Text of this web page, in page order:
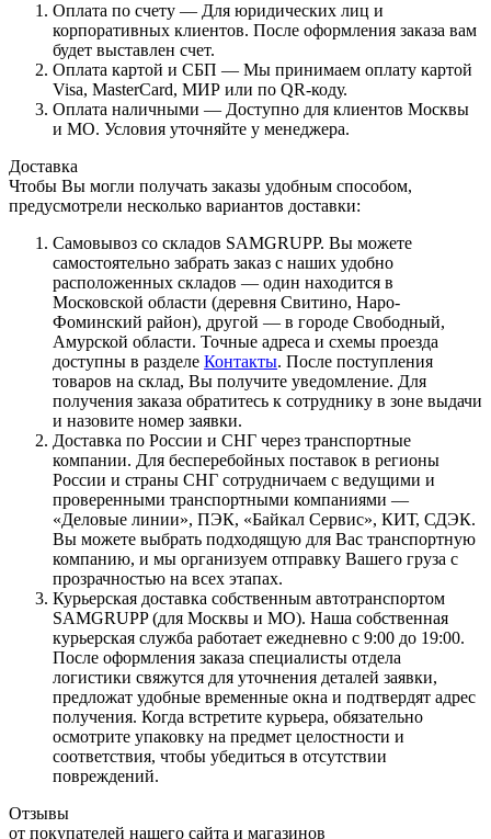
Оплата по счету — Для юридических лиц и
корпоративных клиентов. После оформления заказа вам
будет выставлен счет.
Оплата картой и СБП — Мы принимаем оплату картой
Visa, MasterCard, МИР или по QR-коду.
Оплата наличными — Доступно для клиентов Москвы
и МО. Условия уточняйте у менеджера.
Доставка
Чтобы Вы могли получать заказы удобным способом,
предусмотрели несколько вариантов доставки:
Самовывоз со складов SAMGRUPP. Вы можете
самостоятельно забрать заказ с наших удобно
расположенных складов — один находится в
Московской области (деревня Свитино, Наро-
Фоминский район), другой — в городе Свободный,
Амурской области. Точные адреса и схемы проезда
доступны в разделе Контакты. После поступления
товаров на склад, Вы получите уведомление. Для
получения заказа обратитесь к сотруднику в зоне выдачи
и назовите номер заявки.
Доставка по России и СНГ через транспортные
компании. Для бесперебойных поставок в регионы
России и страны СНГ сотрудничаем с ведущими и
проверенными транспортными компаниями —
«Деловые линии», ПЭК, «Байкал Сервис», КИТ, СДЭК.
Вы можете выбрать подходящую для Вас транспортную
компанию, и мы организуем отправку Вашего груза с
прозрачностью на всех этапах.
Курьерская доставка собственным автотранспортом
SAMGRUPP (для Москвы и МО). Наша собственная
курьерская служба работает ежедневно с 9:00 до 19:00.
После оформления заказа специалисты отдела
логистики свяжутся для уточнения деталей заявки,
предложат удобные временные окна и подтвердят адрес
получения. Когда встретите курьера, обязательно
осмотрите упаковку на предмет целостности и
соответствия, чтобы убедиться в отсутствии
повреждений.
Отзывы
от покупателей нашего сайта и магазинов